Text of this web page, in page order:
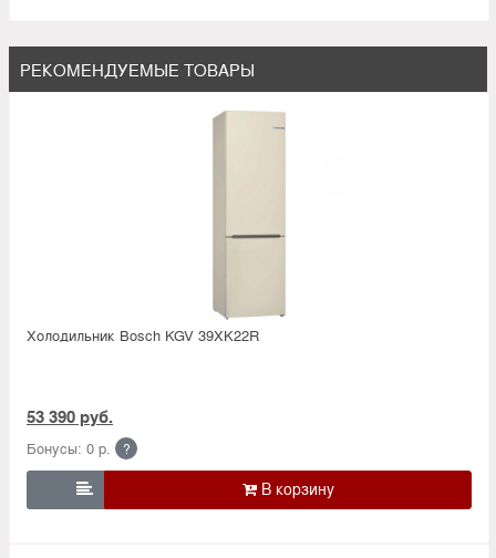
РЕКОМЕНДУЕМЫЕ ТОВАРЫ
Холодильник Bosсh KGV 39XK22R
53 390 руб.
Бонусы: 0 р. ?
